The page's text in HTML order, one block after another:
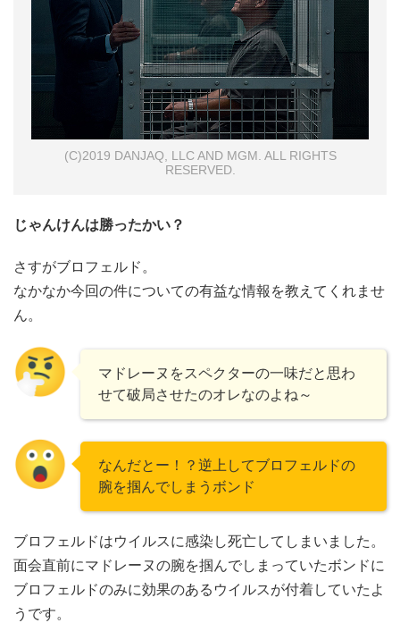
(C)2019 DANJAQ, LLC AND MGM. ALL RIGHTS
RESERVED.
じゃんけんは勝ったかい？
さすがブロフェルド。
なかなか今回の件についての有益な情報を教えてくれませ
ん。
マドレーヌをスペクターの一味だと思わ
せて破局させたのオレなのよね～
なんだとー！？逆上してブロフェルドの
腕を掴んでしまうボンド
ブロフェルドはウイルスに感染し死亡してしまいました。
面会直前にマドレーヌの腕を掴んでしまっていたボンドに
ブロフェルドのみに効果のあるウイルスが付着していたよ
うです。